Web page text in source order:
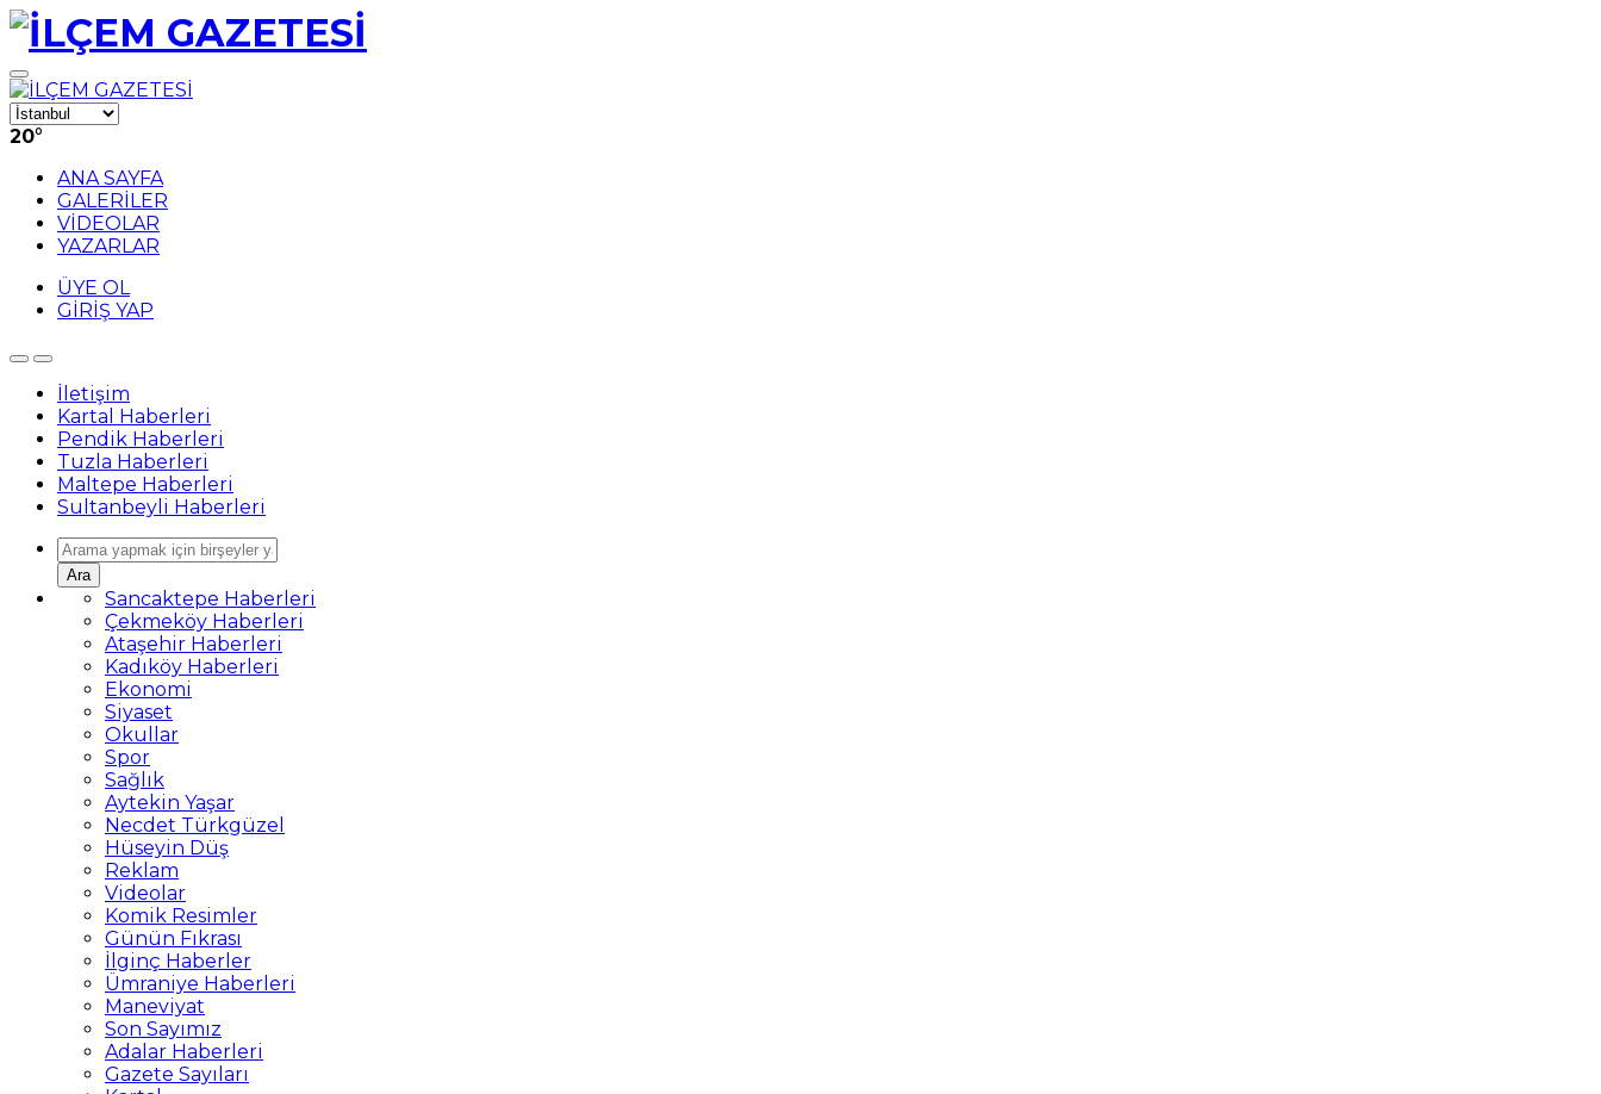
20°
ANA SAYFA
GALERİLER
VİDEOLAR
YAZARLAR
ÜYE OL
GİRİŞ YAP
İletişim
Kartal Haberleri
Pendik Haberleri
Tuzla Haberleri
Maltepe Haberleri
Sultanbeyli Haberleri
Ara
Sancaktepe Haberleri
Çekmeköy Haberleri
Ataşehir Haberleri
Kadıköy Haberleri
Ekonomi
Siyaset
Okullar
Spor
Sağlık
Aytekin Yaşar
Necdet Türkgüzel
Hüseyin Düş
Reklam
Videolar
Komik Resimler
Günün Fıkrası
İlginç Haberler
Ümraniye Haberleri
Maneviyat
Son Sayımız
Adalar Haberleri
Gazete Sayıları